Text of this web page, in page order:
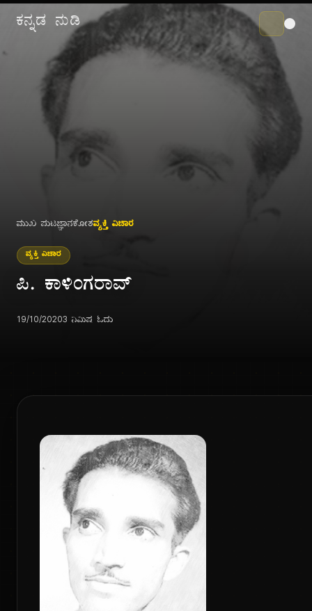
ಕನ್ನಡ ನುಡಿ
ಮುಖ ಪುಟಜ್ಞಾನಕೋಶವ್ಯಕ್ತಿ ವಿಚಾರ
ವ್ಯಕ್ತಿ ವಿಚಾರ
ಪಿ. ಕಾಳಿಂಗರಾವ್
19/10/20203 ನಿಮಿಷ ಓದು